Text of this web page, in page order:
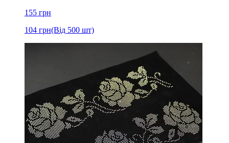
155 грн
104 грн(Від 500 шт)